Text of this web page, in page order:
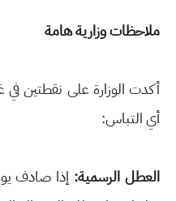
ملاحظات وزارية هامة
أكدت الوزارة على نقطتين
أي التباس:
العطل الرسمية: إذا صادف